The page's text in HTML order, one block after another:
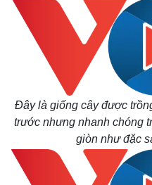
Đây là giống cây được
trước nhưng nhanh chóng
giòn như đặc